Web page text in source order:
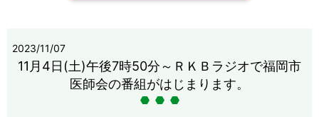
2023/11/07
11月4日(土)午後7時50分～ＲＫＢラジオで福岡市
医師会の番組がはじまります。